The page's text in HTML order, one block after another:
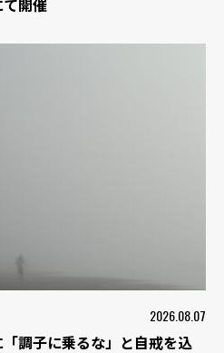
て開催
2026.08.07
調子に乗るな」と自戒を込